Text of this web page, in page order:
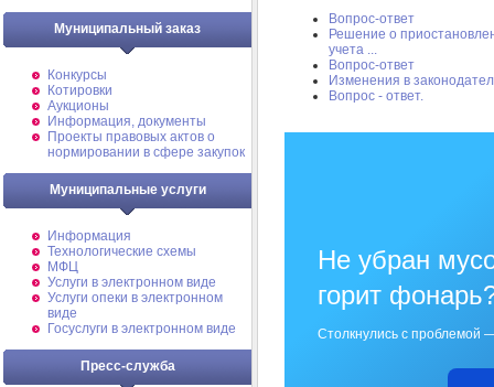
Муниципальный заказ
Конкурсы
Котировки
Аукционы
Информация, документы
Проекты правовых актов о
нормировании в сфере закупок
Муниципальные услуги
Информация
Технологические схемы
МФЦ
Услуги в электронном виде
Услуги опеки в электронном
виде
Госуслуги в электронном виде
Пресс-служба
Вопрос-ответ
Решение о
учета ...
Вопрос-ответ
Изменения в
Вопрос - ответ.
Не убран
горит
Столкнулись с проблемой